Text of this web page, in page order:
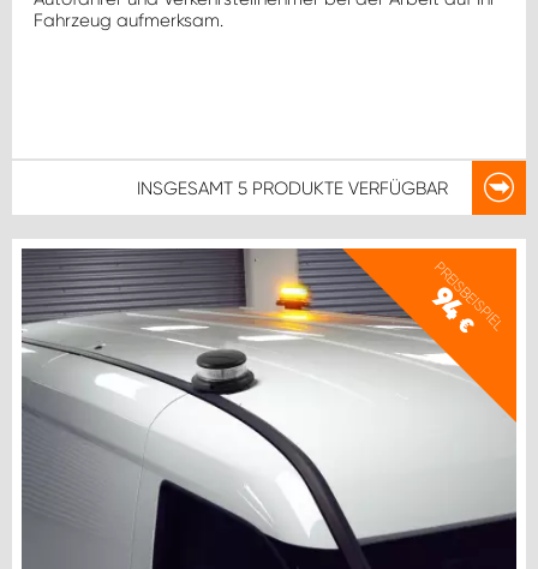
Fahrzeug aufmerksam.
INSGESAMT 5 PRODUKTE VERFÜGBAR
PREISBEISPIEL
94
€